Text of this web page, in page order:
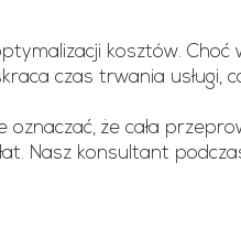
kosztów.
czas trwania usługi,
że cała
Nasz konsultant